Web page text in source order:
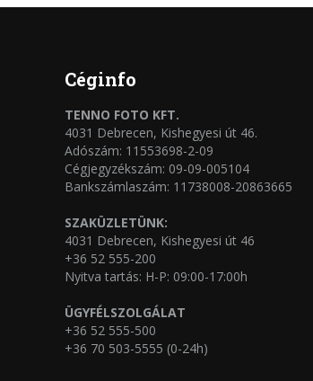
Céginfo
TENNO FOTO KFT.
4031 Debrecen, Kishegyesi út 46.
Adószám: 11553698-2-09
Cégjegyzékszám: 09-09-005104
Bankszámlaszám: 11738008-20863665
SZAKÜZLETÜNK:
4031 Debrecen, Kishegyesi út 46
+36 52 555-200
Nyitva tartás: H-P: 09:00-17:00h
ÜGYFÉLSZOLGÁLAT
+36 52 555-500
+36 70 503-5555 (0-24h)